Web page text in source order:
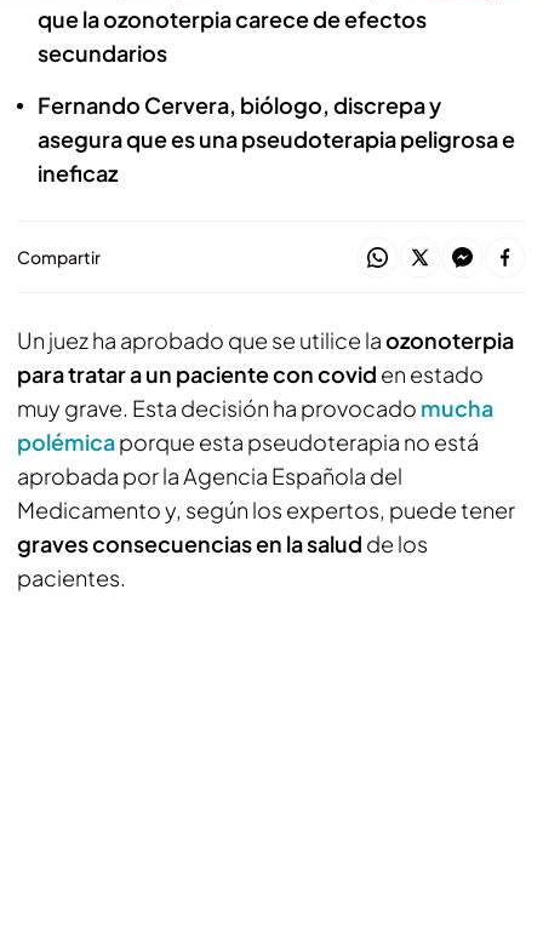
que la ozonoterpia carece de efectos
secundarios
Fernando Cervera, biólogo, discrepa y
asegura que es una pseudoterapia peligrosa e
ineficaz
Compartir
Un juez ha aprobado que se utilice laozonoterpia
para tratar a un paciente con covid en estado
muy grave. Esta decisión ha provocado mucha
polémicaporque esta pseudoterapia no está
aprobada por la Agencia Española del
Medicamento y, según los expertos, puede tener
graves consecuencias en la salud de los
pacientes.